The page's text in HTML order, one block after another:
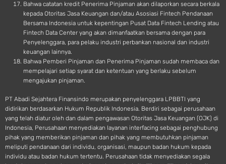
Bahwa catatan kredit Penerima Pinjaman akan dilaporkan secara berkala
kepada Otoritas Jasa Keuangan dan/atau Asosiasi Fintech Pendanaan
Bersama Indonesia untuk kepentingan Pusat Data Fintech Lending atau
Fintech Data Center yang akan dimanfaatkan bersama dengan para
Penyelenggara, para pelaku industri perbankan nasional dan industri
keuangan lainnya.
Bahwa Pemberi Pinjaman dan Penerima Pinjaman sudah membaca dan
mempelajari setiap syarat dan ketentuan yang berlaku sebelum
mengajukan pinjaman.
PT Abadi Sejahtera Finansindo merupakan penyelenggara LPBBTI yang
didirikan berdasarkan Hukum Republik Indonesia. Berdiri sebagai perusahaan
yang telah diatur oleh dan dalam pengawasan Otoritas Jasa Keuangan (OJK) di
Indonesia, Perusahaan menyediakan layanan interfacing sebagai penghubung
pihak yang memberikan pinjaman dan pihak yang membutuhkan pinjaman
meliputi pendanaan dari individu, organisasi, maupun badan hukum kepada
individu atau badan hukum tertentu. Perusahaan tidak menyediakan segala